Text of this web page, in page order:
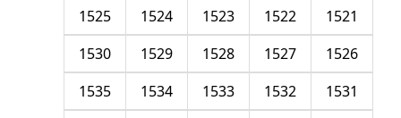
1521
1522
1523
1524
1525
1526
1527
1528
1529
1530
1531
1532
1533
1534
1535